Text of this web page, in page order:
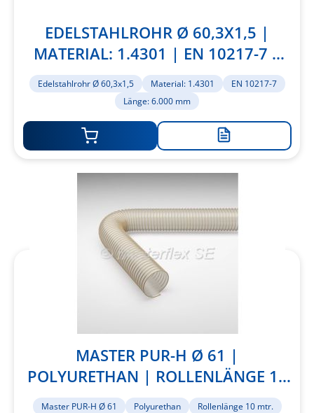
EDELSTAHLROHR Ø 60,3X1,5 |
MATERIAL: 1.4301 | EN 10217-7 |
LÄNGE: 6.000 MM
Edelstahlrohr Ø 60,3x1,5 Material: 1.4301
EN 10217-7
Länge: 6.000 mm
Zur
Merkliste
hinzufügen
MASTER PUR-H Ø 61 |
POLYURETHAN | ROLLENLÄNGE 10
MTR.
Master PUR-H Ø 61 Polyurethan Rollenlänge 10 mtr.